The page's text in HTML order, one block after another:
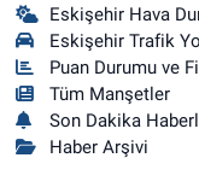
Eskişehir Hava
Eskişehir Trafik
Puan Durumu ve
Tüm Manşetler
Son Dakika
Haber Arşivi